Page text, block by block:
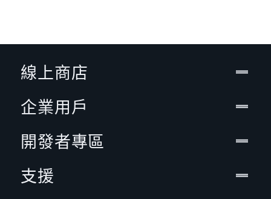
線上商店
企業用戶
開發者專區
支援